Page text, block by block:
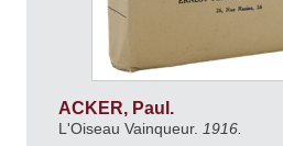
ACKER, Paul.
L'Oiseau Vainqueur. 1916.